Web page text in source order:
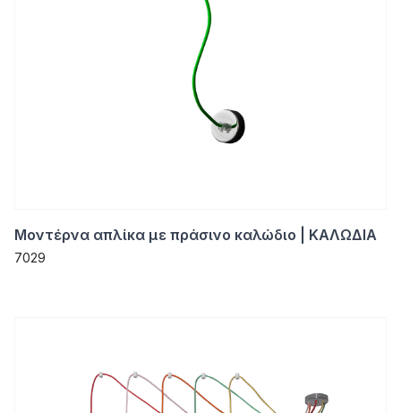
Μοντέρνα απλίκα με πράσινο καλώδιο | ΚΑΛΩΔΙΑ
7029